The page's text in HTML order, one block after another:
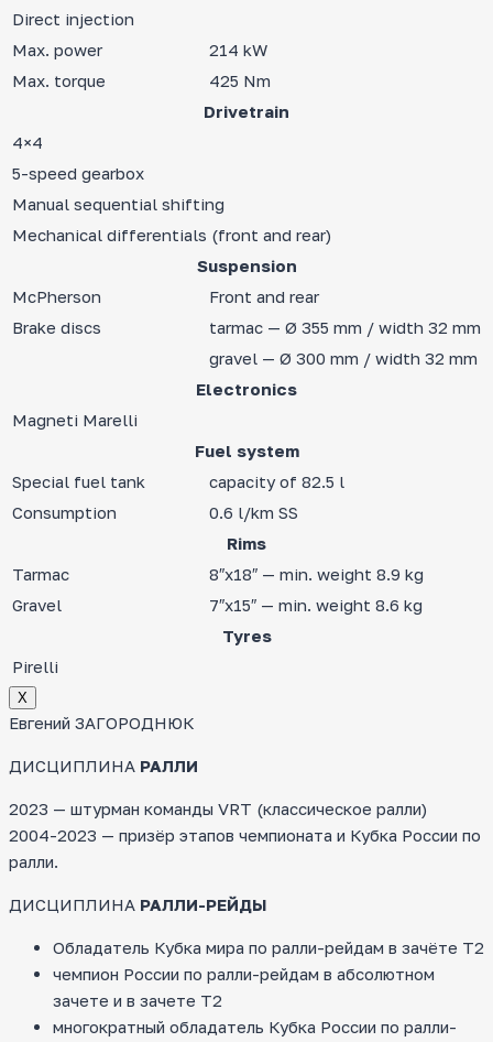
Direct injection
Max. power
214 kW
Max. torque
425 Nm
Drivetrain
4×4
5-speed gearbox
Manual sequential shifting
Mechanical differentials (front and rear)
Suspension
McPherson
Front and rear
Brake discs
tarmac — Ø 355 mm / width 32 mm
gravel — Ø 300 mm / width 32 mm
Electronics
Magneti Marelli
Fuel system
Special fuel tank
capacity of 82.5 l
Consumption
0.6 l/km SS
Rims
Tarmac
8″x18″ — min. weight 8.9 kg
Gravel
7″x15″ — min. weight 8.6 kg
Tyres
Pirelli
Х
Евгений ЗАГОРОДНЮК
ДИСЦИПЛИНА РАЛЛИ
2023 — штурман команды VRT (классическое ралли)
2004-2023 — призёр этапов чемпионата и Кубка России по
ралли.
ДИСЦИПЛИНА РАЛЛИ-РЕЙДЫ
Обладатель Кубка мира по ралли-рейдам в зачёте Т2
чемпион России по ралли-рейдам в абсолютном
зачете и в зачете Т2
многократный обладатель Кубка России по ралли-